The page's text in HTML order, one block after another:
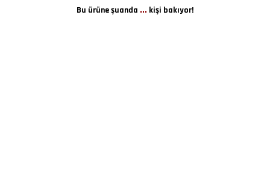
Bu ürüne şuanda ... kişi bakıyor!